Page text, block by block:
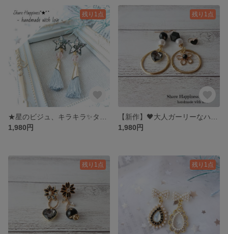
残り1点
1,980円
残り1点
1,980円
残り1点 残り1点